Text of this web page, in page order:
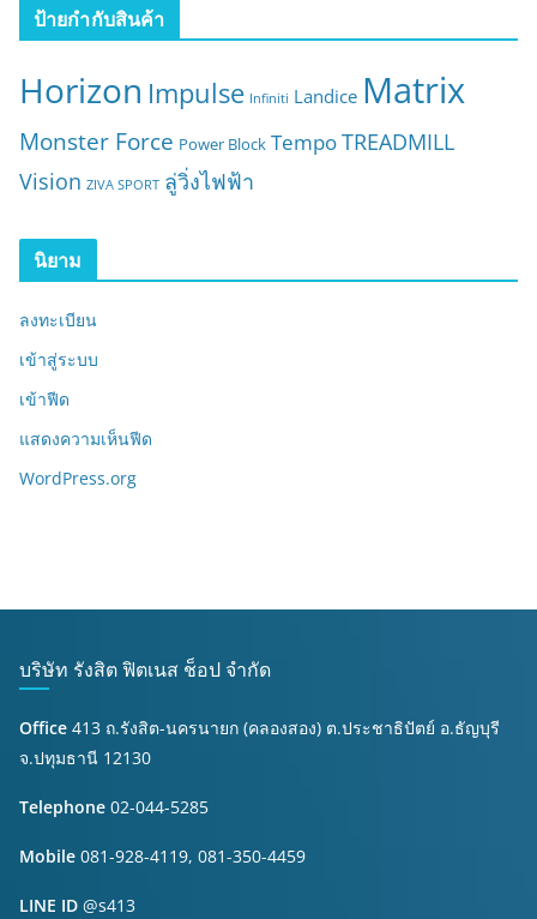
:
ป้ายกำกับสินค้า
Horizon Impulse Infiniti Landice Matrix
Monster Force Power Block TempoTREADMILL
Vision ZIVA SPORT ลู่วิ่งไฟฟ้า
นิยาม
ลงทะเบียน
เข้าสู่ระบบ
เข้าฟีด
แสดงความเห็นฟีด
WordPress.org
บริษัท รังสิต ฟิตเนส ช็อป จำกัด
Office 413 ถ.รังสิต-นครนายก (คลองสอง) ต.ประชาธิปัตย์ อ.ธัญบุรี
จ.ปทุมธานี 12130
Telephone 02-044-5285
Mobile 081-928-4119, 081-350-4459
LINE ID @s413